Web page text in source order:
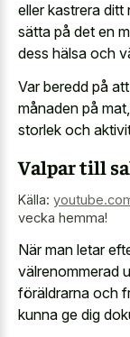
eller kastrera
sätta på det en
dess hälsa och
Var beredd på
månaden på
storlek och
Valpar till
Källa:
vecka hemma!
När man letar
välrenommerad
föräldrarna och
kunna ge dig